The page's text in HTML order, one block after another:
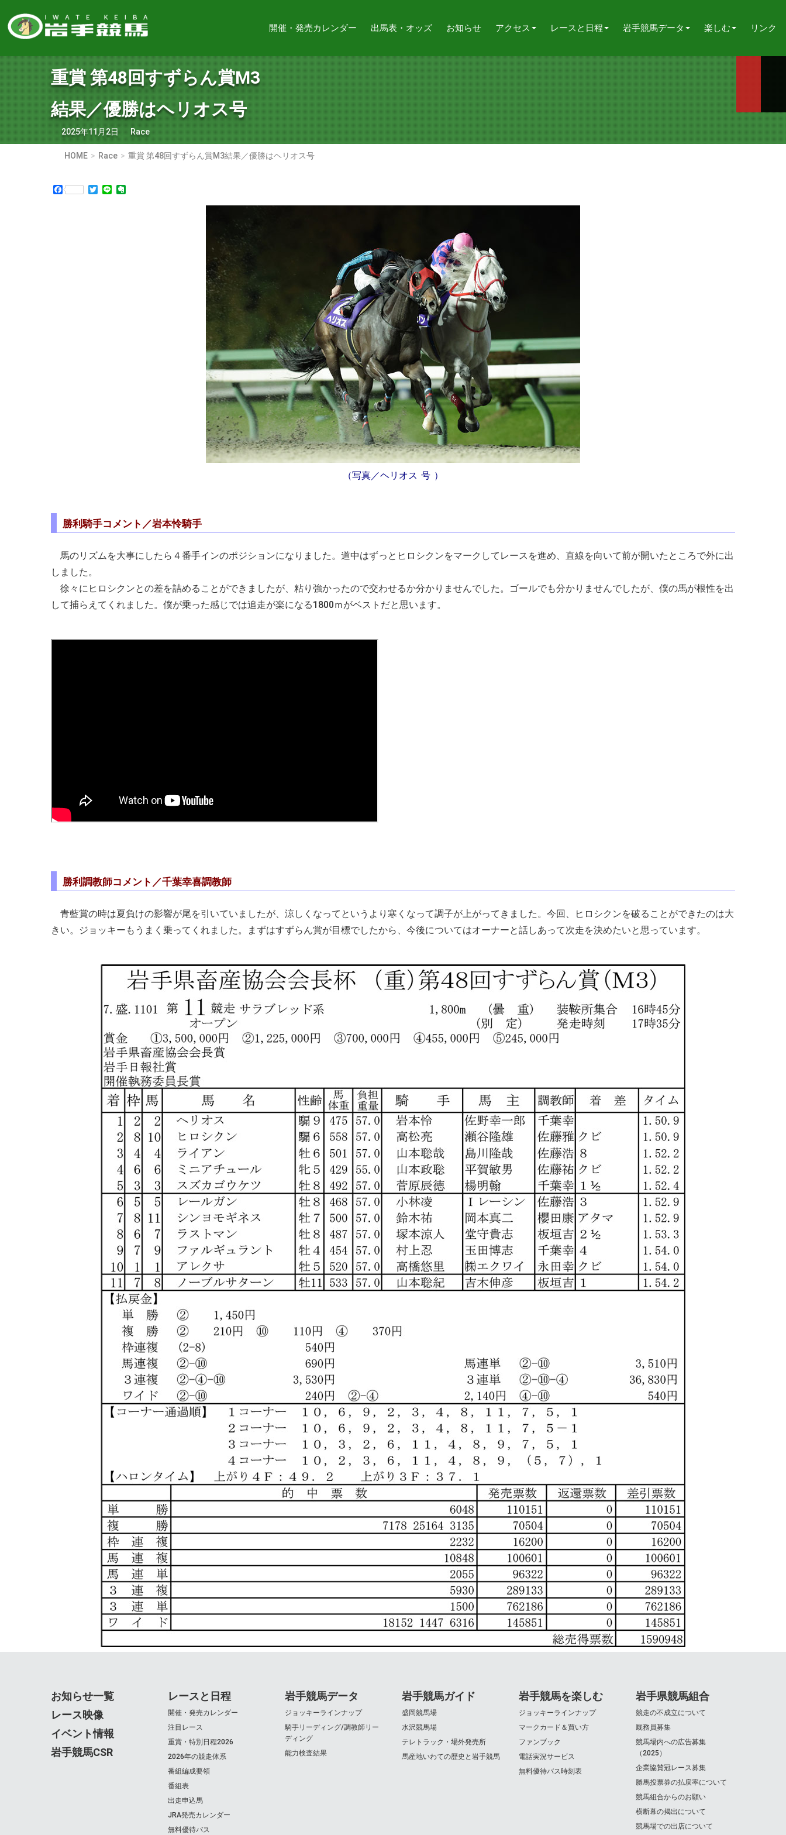
開催・発売カレンダー 出馬表・オッズ お知らせ アクセス レースと日程 岩手競馬データ 楽しむ リンク
重賞 第48回すずらん賞M3
結果／優勝はヘリオス号
2025年11月2日 Race
HOME Race 重賞 第48回すずらん賞M3結果／優勝はヘリオス号
FacebookTwitter
Line
（写真／ヘリオス 号 ）
勝利騎手コメント／岩本怜騎手
馬のリズムを大事にしたら４番手インのポジションになりました。道中はずっとヒロシクンをマークしてレースを進め、直線を向いて前が開いたところで外に出
しました。
徐々にヒロシクンとの差を詰めることができましたが、粘り強かったので交わせるか分かりませんでした。ゴールでも分かりませんでしたが、僕の馬が根性を出
して捕らえてくれました。僕が乗った感じでは追走が楽になる1800ｍがベストだと思います。
勝利調教師コメント／千葉幸喜調教師
青藍賞の時は夏負けの影響が尾を引いていましたが、涼しくなってというより寒くなって調子が上がってきました。今回、ヒロシクンを破ることができたのは大
きい。ジョッキーもうまく乗ってくれました。まずはすずらん賞が目標でしたから、今後についてはオーナーと話しあって次走を決めたいと思っています。
お知らせ一覧
レース映像
イベント情報
岩手競馬CSR
レースと日程
開催・発売カレンダー
注目レース
重賞・特別日程2026
2026年の競走体系
番組編成要領
番組表
出走申込馬
JRA発売カレンダー
無料優待バス
岩手競馬データ
ジョッキーラインナップ
騎手リーディング/調教師リー
ディング
能力検査結果
岩手競馬ガイド
盛岡競馬場
水沢競馬場
テレトラック・場外発売所
馬産地いわての歴史と岩手競馬
岩手競馬を楽しむ
ジョッキーラインナップ
マークカード＆買い方
ファンブック
電話実況サービス
無料優待バス時刻表
岩手県競馬組合
競走の不成立について
厩務員募集
競馬場内への広告募集
（2025）
企業協賛冠レース募集
勝馬投票券の払戻率について
競馬組合からのお願い
横断幕の掲出について
競馬場での出店について